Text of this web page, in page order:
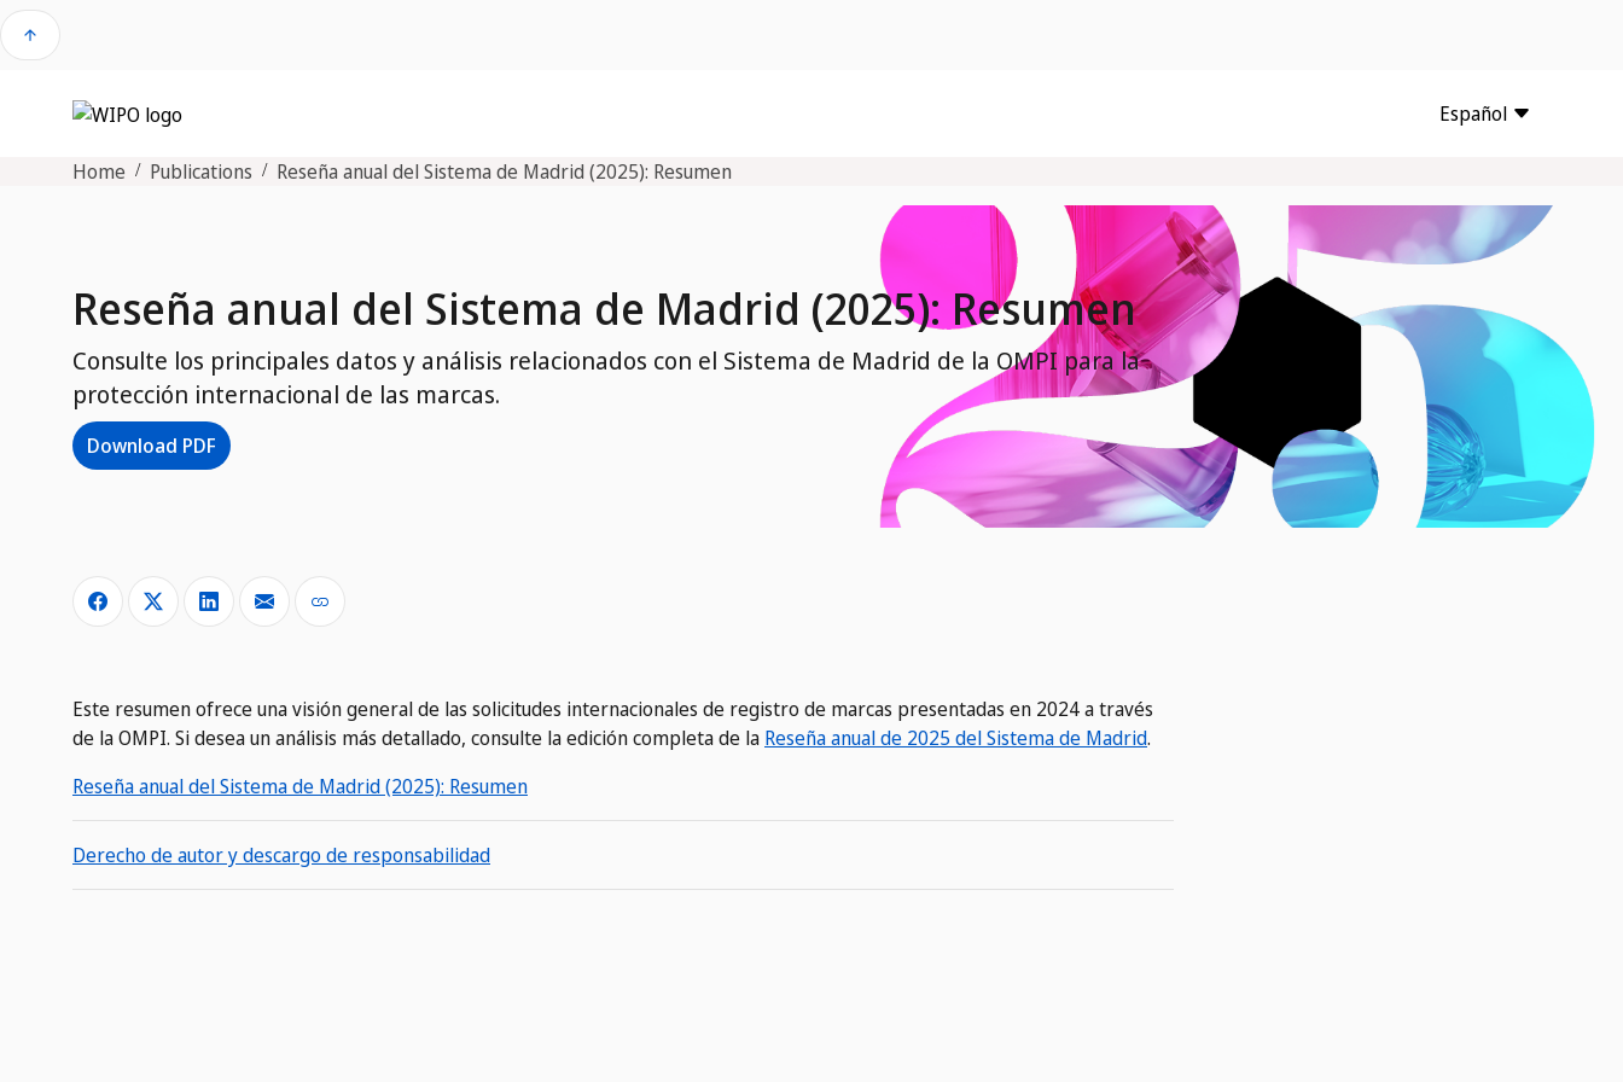
arrow_upward
Español
Home Publications Reseña anual del Sistema de Madrid (2025): Resumen
Reseña anual del Sistema de Madrid (2025): Resumen
Consulte los principales datos y análisis relacionados con el Sistema de Madrid de la OMPI para la
protección internacional de las marcas.
Download PDF
Este resumen ofrece una visión general de las solicitudes internacionales de registro de marcas presentadas en 2024 a través
de la OMPI. Si desea un análisis más detallado, consulte la edición completa de la Reseña anual de 2025 del Sistema de Madrid.
Reseña anual del Sistema de Madrid (2025): Resumen
Derecho de autor y descargo de responsabilidad